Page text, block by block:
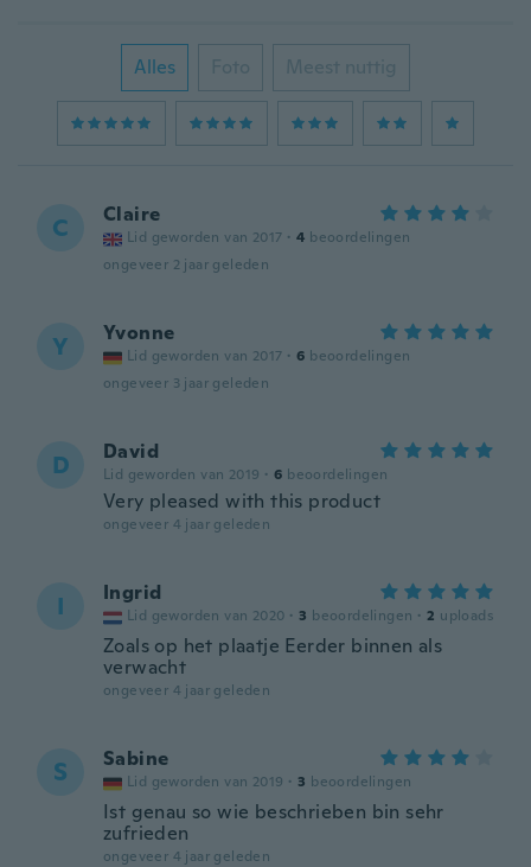
Alles Foto Meest nuttig
C Claire
Lid geworden van 2017 · 4 beoordelingen
ongeveer 2 jaar geleden
Y Yvonne
Lid geworden van 2017 · 6 beoordelingen
ongeveer 3 jaar geleden
D David
Lid geworden van 2019 · 6 beoordelingen
Very pleased with this product
ongeveer 4 jaar geleden
I Ingrid
Lid geworden van 2020 · 3 beoordelingen · 2 uploads
Zoals op het plaatje Eerder binnen als
verwacht
ongeveer 4 jaar geleden
S Sabine
Lid geworden van 2019 · 3 beoordelingen
Ist genau so wie beschrieben bin sehr
zufrieden
ongeveer 4 jaar geleden